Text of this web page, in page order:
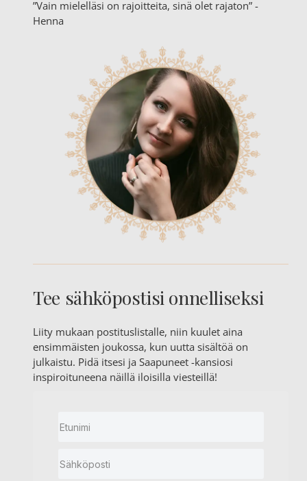
”Vain mielelläsi on rajoitteita, sinä olet rajaton” -
Henna
Tee sähköpostisi onnelliseksi
Liity mukaan postituslistalle, niin kuulet aina
ensimmäisten joukossa, kun uutta sisältöä on
julkaistu. Pidä itsesi ja Saapuneet -kansiosi
inspiroituneena näillä iloisilla viesteillä!